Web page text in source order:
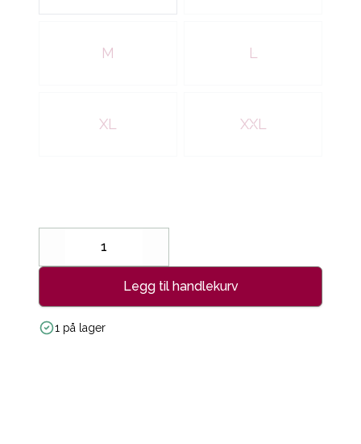
M L
XL XXL
Decrease
Legg til handlekurv
1 på lager